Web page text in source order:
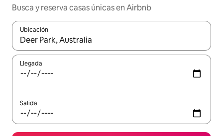
Busca y reserva casas únicas en Airbnb
Ubicación
Cuando los resultados estén disponibles, podrás navegar
Llegada
Salida